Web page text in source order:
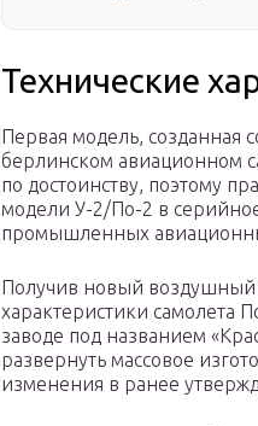
Технические
Первая модель, созданная
берлинском авиационном
по достоинству, поэтому
модели У-2/По-2 в
промышленных
Получив новый воздушный
характеристики самолета
заводе под названием
развернуть массовое
изменения в ранее